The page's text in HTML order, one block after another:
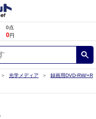
0点
0円
光学メディア
録画用DVD-RW/+R